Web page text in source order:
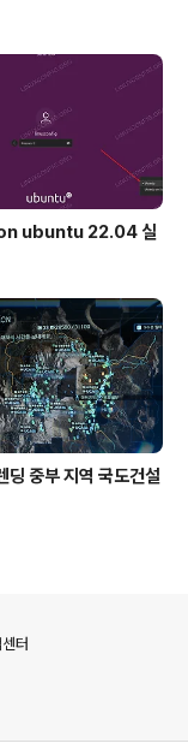
ubuntu 22.04 실
딩 중부 지역 국도건설
터